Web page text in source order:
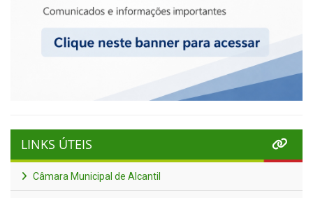
LINKS ÚTEIS
Câmara Municipal de Alcantil